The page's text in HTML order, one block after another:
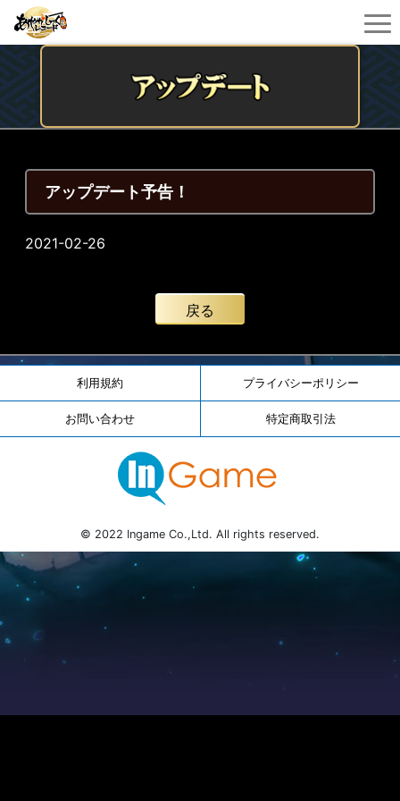
アップデート予告！
2021-02-26
戻る
利用規約 プライバシーポリシー
お問い合わせ 特定商取引法
© 2022 Ingame Co.,Ltd. All rights reserved.